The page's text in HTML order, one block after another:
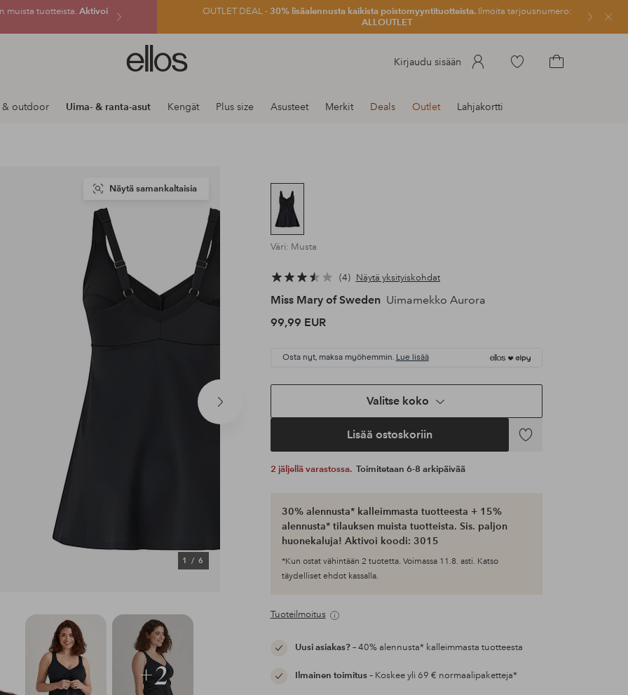
muista tuotteista. Aktivoi
OUTLET DEAL -30% lisäalennusta kaikista poistomyyntituotteista.Ilmoita tarjousnumero:
ALLOUTLET
Sulje
Ellos-
logo
siirry
Kirjaudu sisään
Siirry
& outdoor Uima- & ranta-asut Kengät Plus size Asusteet Merkit Deals Outlet Lahjakortti
Seuraava
tuote
1/ 6
Näytä samankaltaisia
Väri: Musta
4 Näytä yksityiskohdat
Miss Mary of Sweden Uimamekko Aurora
99,99 EUR
Osta nyt, maksa myöhemmin. Lue lisää
Valitse koko
Lisää ostoskoriin
Lisää
2 jäljellä varastossa. Toimitetaan 6-8 arkipäivää
30% alennusta* kalleimmasta tuotteesta + 15%
alennusta* tilauksen muista tuotteista. Sis. paljon
huonekaluja! Aktivoi koodi: 3015
*Kun ostat vähintään 2 tuotetta. Voimassa 11.8. asti. Katso
täydelliset ehdot kassalla.
Tuoteilmoitus
Uusi asiakas?– 40% alennusta* kalleimmasta tuotteesta
Ilmainen toimitus– Koskee yli 69 € normaalipaketteja*
+2